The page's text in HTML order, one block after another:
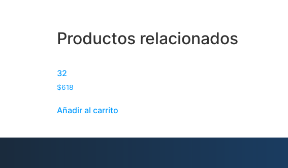
Productos relacionados
32
$618
Añadir al carrito